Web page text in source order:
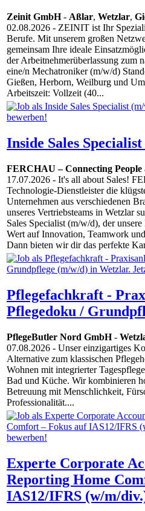
Zeinit GmbH- Aßlar, Wetzlar,
02.08.2026 - ZEINIT ist Ihr
Berufe. Mit unserem großen
gemeinsam Ihre ideale
der Arbeitnehmerüberlassung zum
eine/n Mechatroniker (m/w/d)
Gießen, Herborn, Weilburg und
Arbeitszeit: Vollzeit (40...
Inside Sales
FERCHAU – Connecting People
17.07.2026 - It's all about Sales!
Technologie-Dienstleister die
Unternehmen aus verschiedenen
unseres Vertriebsteams in Wetzlar
Sales Specialist (m/w/d), der
Wert auf Innovation, Teamwork
Dann bieten wir dir das perfekte
Pflegefachkraft -
Pflegedoku /
PflegeButler Nord GmbH-
07.08.2026 - Unser einzigartiges
Alternative zum klassischen
Wohnen mit integrierter
Bad und Küche. Wir kombinieren
Betreuung mit Menschlichkeit,
Professionalität....
Experte Corporate
Reporting Home
IAS12/IFRS (w/m/